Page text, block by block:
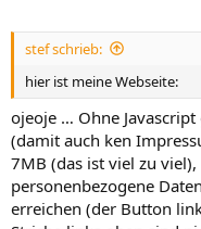
stef schrieb:
hier ist meine Webseite:
ojeoje … Ohne
(damit auch ken
7MB (das ist viel zu
personenbezogene
erreichen (der Button